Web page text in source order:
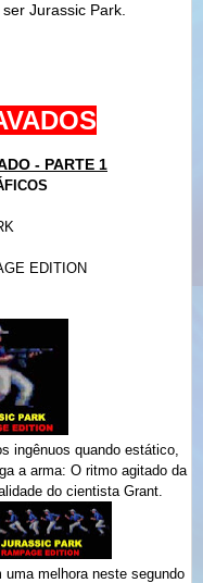
Jurassic Park.
- PARTE 1
EDITION
ingênuos quando estático,
a arma: O ritmo agitado da
do cientista Grant.
melhora neste segundo